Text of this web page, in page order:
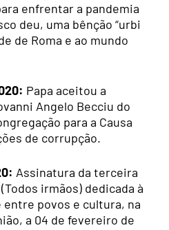
enfrentar a pandemia
deu, uma bênção “urbi
de Roma e ao mundo
Papa aceitou a
Angelo Becciu do
para a Causa
de corrupção.
Assinatura da terceira
irmãos) dedicada à
povos e cultura, na
a 04 de fevereiro de